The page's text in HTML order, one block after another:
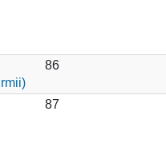
86
87